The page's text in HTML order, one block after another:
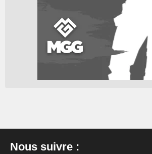
Nous suivre :